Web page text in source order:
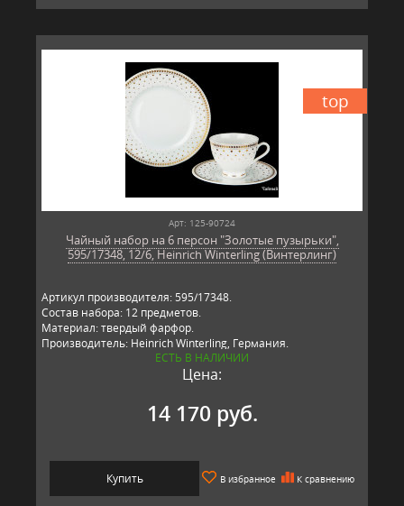
top
Арт: 125-90724
Чайный набор на 6 персон "Золотые пузырьки",
595/17348, 12/6, Heinrich Winterling (Винтерлинг)
Артикул производителя: 595/17348.
Состав набора: 12 предметов.
Материал: твердый фарфор.
Производитель: Heinrich Winterling, Германия.
ЕСТЬ В НАЛИЧИИ
Цена:
14 170 руб.
Купить В избранное К сравнению